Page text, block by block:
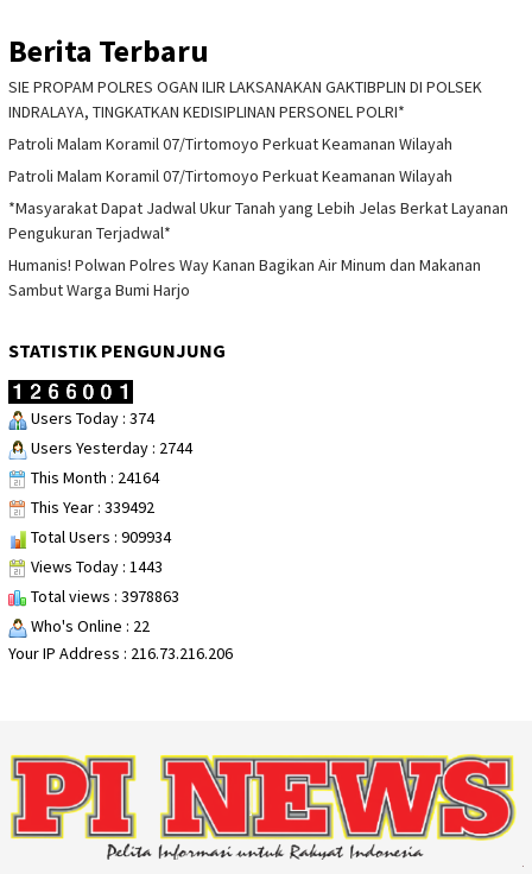
Berita Terbaru
SIE PROPAM POLRES OGAN ILIR LAKSANAKAN GAKTIBPLIN DI POLSEK
INDRALAYA, TINGKATKAN KEDISIPLINAN PERSONEL POLRI*
Patroli Malam Koramil 07/Tirtomoyo Perkuat Keamanan Wilayah
Patroli Malam Koramil 07/Tirtomoyo Perkuat Keamanan Wilayah
*Masyarakat Dapat Jadwal Ukur Tanah yang Lebih Jelas Berkat Layanan
Pengukuran Terjadwal*
Humanis! Polwan Polres Way Kanan Bagikan Air Minum dan Makanan
Sambut Warga Bumi Harjo
STATISTIK PENGUNJUNG
Users Today : 374
Users Yesterday : 2744
This Month : 24164
This Year : 339492
Total Users : 909934
Views Today : 1443
Total views : 3978863
Who's Online : 22
Your IP Address : 216.73.216.206